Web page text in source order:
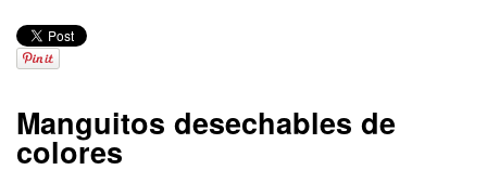
Manguitos desechables de
colores